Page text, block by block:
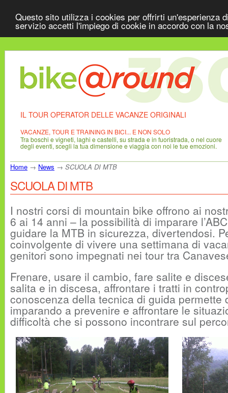
Questo sito utilizza i cookies per offrirti un'esperienza
servizio accetti l'impiego di cookie in accordo con la
IL TOUR OPERATOR DELLE VACANZE ORIGINALI
VACANZE, TOUR E TRAINING IN BICI... E NON SOLO
Tra boschi e vigneti, laghi e castelli, su strada e in fuoristrada, o nel cuore
degli eventi, scegli la tua dimensione e viaggia con noi le tue emozioni.
Home → News → SCUOLA DI MTB
SCUOLA DI MTB
I nostri corsi di mountain bike offrono ai
6 ai 14 anni – la possibilità di imparare
guidare la MTB in sicurezza, divertendosi.
coinvolgente di vivere una settimana di
genitori sono impegnati nei tour tra
Frenare, usare il cambio, fare salite e
salita e in discesa, affrontare i tratti in
conoscenza della tecnica di guida permette
imparando a prevenire e affrontare le
difficoltà che si possono incontrare sul